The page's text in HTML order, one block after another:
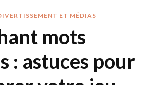
ET MÉDIAS
mots
: astuces pour